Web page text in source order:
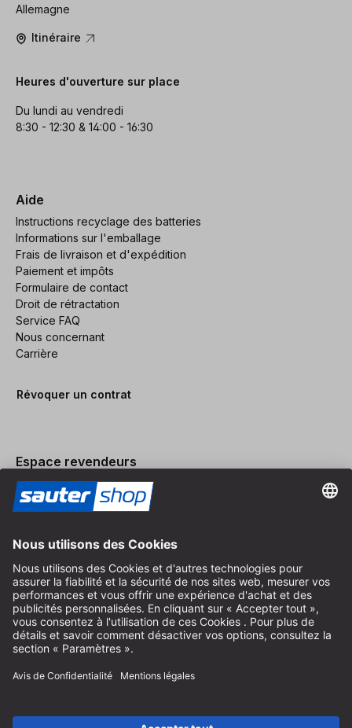
Allemagne
Itinéraire
Heures d'ouverture sur place
Du lundi au vendredi
8:30 - 12:30 & 14:00 - 16:30
Aide
Instructions recyclage des batteries
Informations sur l'emballage
Frais de livraison et d'expédition
Paiement et impôts
Formulaire de contact
Droit de rétractation
Service FAQ
Nous concernant
Carrière
Révoquer un contrat
Espace revendeurs
Devenir revendeur
Mentions légales
Conditions Générales
Protection des Données
Paramètres des Cookies
TVA incl. / frais de port en sus